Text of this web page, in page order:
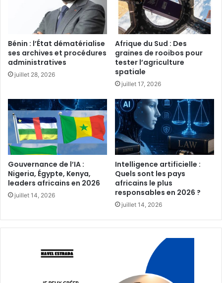
Bénin : l’État dématérialise
ses archives et procédures
administratives‎
juillet 28, 2026
Afrique du Sud : Des
graines de rooibos pour
tester l’agriculture
spatiale‎
juillet 17, 2026
Gouvernance de l’IA :
Nigeria, Égypte, Kenya,
leaders africains en 2026‎‎
juillet 14, 2026
Intelligence artificielle :
Quels sont les pays
africains le plus
responsables en 2026 ?
juillet 14, 2026